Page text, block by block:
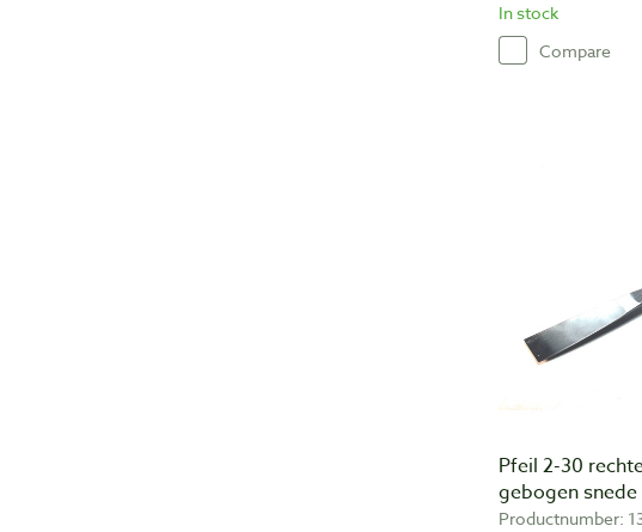
In stock
Compare
Pfeil 2-30
gebogen
Productnumber: